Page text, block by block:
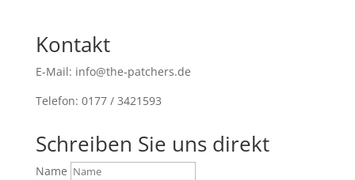
Kontakt
E-Mail: info@the-patchers.de
Telefon: 0177 / 3421593
Schreiben Sie uns direkt
Name